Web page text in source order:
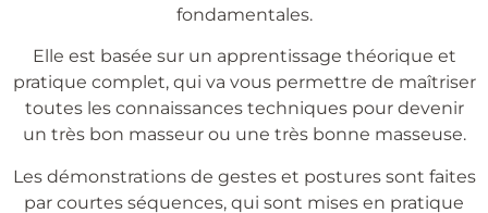
fondamentales.
Elle est basée sur un apprentissage théorique et
pratique complet, qui va vous permettre de maîtriser
toutes les connaissances techniques pour devenir
un très bon masseur ou une très bonne masseuse.
Les démonstrations de gestes et postures sont faites
par courtes séquences, qui sont mises en pratique